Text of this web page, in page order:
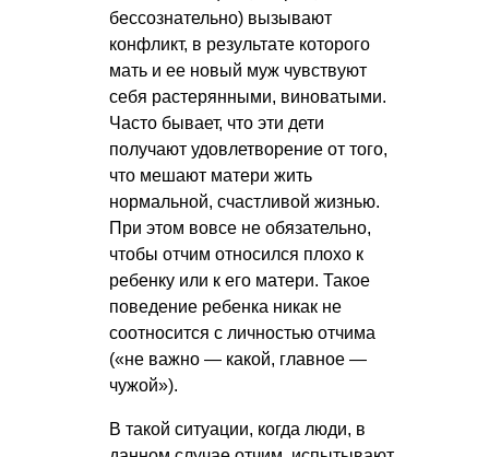
бессознательно) вызывают
конфликт, в результате которого
мать и ее новый муж чувствуют
себя растерянными, виноватыми.
Часто бывает, что эти дети
получают удовлетворение от того,
что мешают матери жить
нормальной, счастливой жизнью.
При этом вовсе не обязательно,
чтобы отчим относился плохо к
ребенку или к его матери. Такое
поведение ребенка никак не
соотносится с личностью отчима
(«не важно — какой, главное —
чужой»).
В такой ситуации, когда люди, в